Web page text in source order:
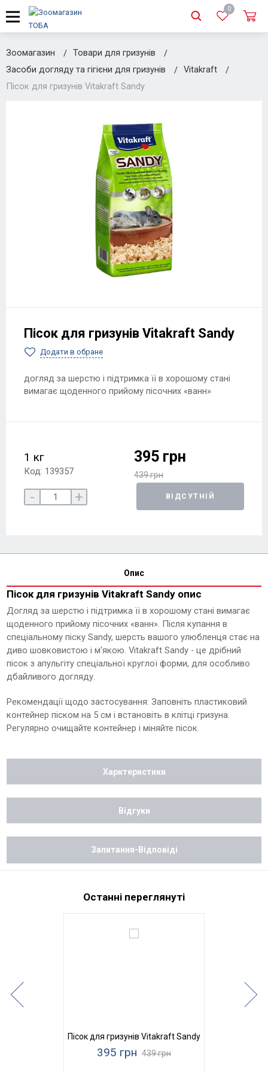
0
Зоомагазин
Товари для гризунів
Засоби догляду та гігієни для гризунів
Vitakraft
Пісок для гризунів Vitakraft Sandy
Пісок для гризунів Vitakraft Sandy
Додати в обране
догляд за шерстю і підтримка її в хорошому стані
вимагає щоденного прийому пісочних «ванн»
1 кг
Код: 139357
395 грн
439 грн
- + ВІДСУТНІЙ
Опис
Пісок для гризунів Vitakraft Sandy опис
Догляд за шерстю і підтримка її в хорошому стані вимагає
щоденного прийому пісочних «ванн». Після купання в
спеціальному піску Sandy, шерсть вашого улюбленця стає на
диво шовковистою і м'якою. Vitakraft Sandy - це дрібний
пісок з апульгіту спеціальної круглої форми, для особливо
дбайливого догляду.
Рекомендації щодо застосування: Заповніть пластиковий
контейнер піском на 5 см і встановіть в клітці гризуна.
Регулярно очищайте контейнер і міняйте пісок.
Харктеристики
Відгуки
Запитання-Відповіді
Останні переглянуті
Пісок для гризунів Vitakraft Sandy
395 грн 439 грн